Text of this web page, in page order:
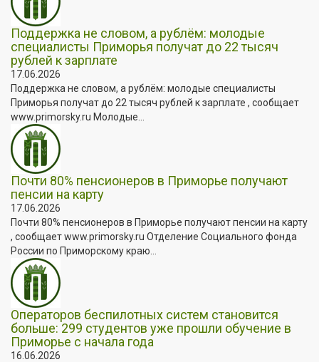
Поддержка не словом, а рублём: молодые
специалисты Приморья получат до 22 тысяч
рублей к зарплате
17.06.2026
Поддержка не словом, а рублём: молодые специалисты
Приморья получат до 22 тысяч рублей к зарплате , сообщает
www.primorsky.ru Молодые...
Почти 80% пенсионеров в Приморье получают
пенсии на карту
17.06.2026
Почти 80% пенсионеров в Приморье получают пенсии на карту
, сообщает www.primorsky.ru Отделение Социального фонда
России по Приморскому краю...
Операторов беспилотных систем становится
больше: 299 студентов уже прошли обучение в
Приморье с начала года
16.06.2026